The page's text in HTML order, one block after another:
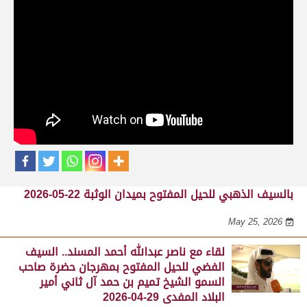
المفتوح بميدان الوثبة 22-05-2026
May 25, 2026
بالسيف الذهبي للحيل المفتوح بميدان الوثبة 22-05-2026
May 25, 2026
لقاء مع ناصر عبدالله أحمد المسند.. السيف
الفضي للحيل المفتوح بمهرجان حضرة صاحب
السمو الشيخ تميم بن حمد آل ثاني أمير
البلاد المفدى 29-04-2026